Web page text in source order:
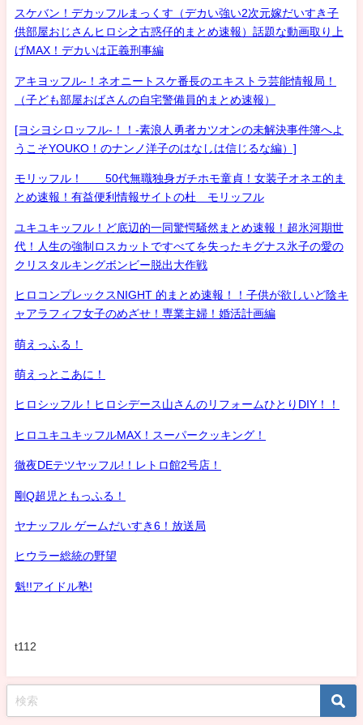
スケバン！デカッフルまっくす（デカい強い2次元嫁だいすき子
供部屋おじさんヒロシ之古惑仔的まとめ速報）話題な動画取り上
げMAX！デカいは正義刑事編
アキヨッフル-！ネオニートスケ番長のエキストラ芸能情報局！
（子ども部屋おばさんの自宅警備員的まとめ速報）
[ヨシヨシロッフル-！！-素浪人勇者カツオンの未解決事件簿へよ
うこそYOUKO！のナンノ洋子のはなしは信じるな編）]
モリッフル！ 50代無職独身ガチホモ童貞！女装子オネエ的ま
とめ速報！有益便利情報サイトの杜 モリッフル
ユキユキッフル！ど底辺的一同驚愕騒然まとめ速報！超氷河期世
代！人生の強制ロスカットですべてを失ったキグナス氷子の愛の
クリスタルキングボンビー脱出大作戦
ヒロコンプレックスNIGHT 的まとめ速報！！子供が欲しいど陰キ
ャアラフィフ女子のめざせ！専業主婦！婚活計画編
萌えっふる！
萌えっとこあに！
ヒロシッフル！ヒロシデース山さんのリフォームひとりDIY！！
ヒロユキユキッフルMAX！スーパークッキング！
徹夜DEテツヤッフル!！レトロ館2号店！
剛Q超児ともっふる！
ヤナッフル ゲームだいすき6！放送局
ヒウラー総統の野望
魁!!アイドル塾!
t112